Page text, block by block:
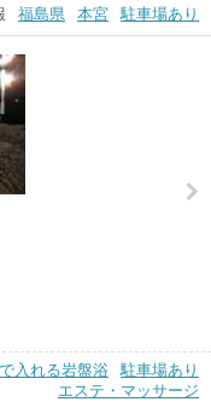
福島県 本宮 駐車場あり
入れる岩盤浴 駐車場あり
エステ・マッサージ